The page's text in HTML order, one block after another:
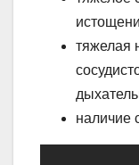
тяжелая
наличие